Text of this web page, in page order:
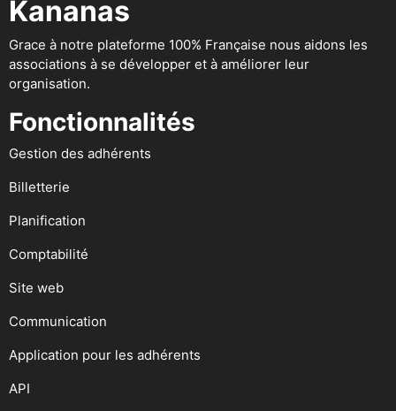
Kananas
Grace à notre plateforme 100% Française nous aidons les
associations à se développer et à améliorer leur
organisation.
Fonctionnalités
Gestion des adhérents
Billetterie
Planification
Comptabilité
Site web
Communication
Application pour les adhérents
API